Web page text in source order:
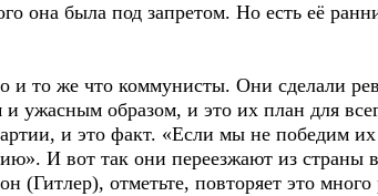
она была под запретом. Но есть её
и то же что коммунисты. Они сделали
ужасным образом, и это их план для
и это факт. «Если мы не победим
И вот так они переезжают из страны в
(Гитлер), отметьте, повторяет это